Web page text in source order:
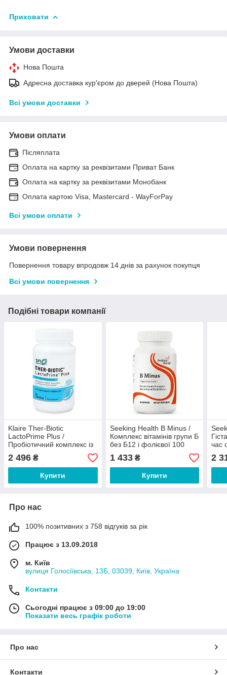
Приховати
Умови доставки
Нова Пошта
Адресна доставка кур'єром до дверей (Нова Пошта)
Всі умови доставки
Умови оплати
Післяплата
Оплата на картку за реквізитами Приват Банк
Оплата на картку за реквізитами Монобанк
Оплата картою Visa, Mastercard - WayForPay
Всі умови оплати
Умови повернення
Повернення товару впродовж 14 днів за рахунок покупця
Всі умови повернення
Подібні товари компанії
Klaire Ther-Biotic
LactoPrime Plus /
Пробіотичний комплекс із
лакто- та
біфідобактеріями 60
капсул
2 496 ₴
Купити
Seeking Health B Minus /
Комплекс вітамінів групи Б
без Б12 і фолієвої 100
капсул
1 433₴
Купити
час
2
Про нас
100% позитивних з 758 відгуків за рік
Працює з 13.09.2018
м. Київ
вулиця Голосіївська, 13Б, 03039, Київ, Україна
Контакти
Сьогодні працює з 09:00 до 19:00
Показати весь графік роботи
Про нас
Контакти